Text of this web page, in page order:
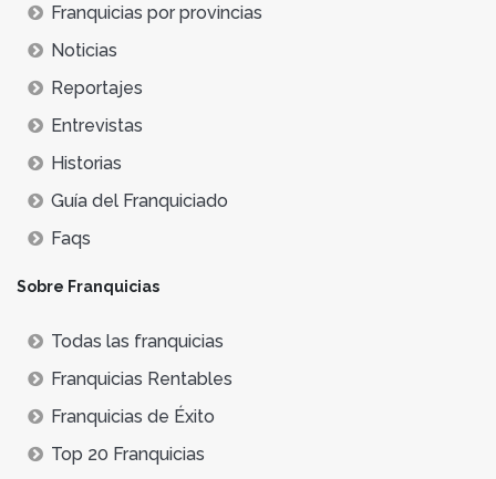
Franquicias por provincias
Noticias
Reportajes
Entrevistas
Historias
Guía del Franquiciado
Faqs
Sobre Franquicias
Todas las franquicias
Franquicias Rentables
Franquicias de Éxito
Top 20 Franquicias